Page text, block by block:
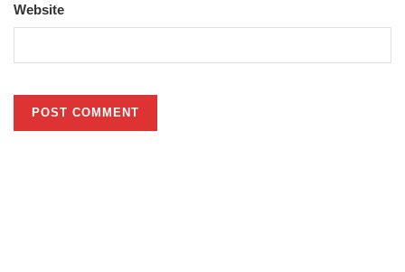
Website